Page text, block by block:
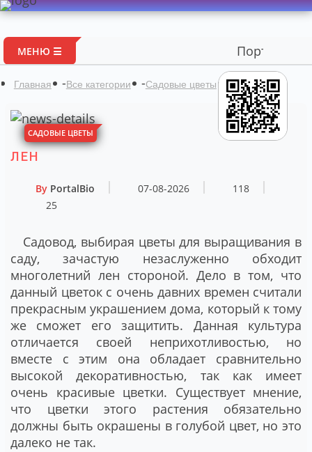
МЕНЮ ☰ Портал авторских
Главная -Все категории -Садовые цветы -Лен
САДОВЫЕ ЦВЕТЫ
ЛЕН
By PortalBio 07-08-2026
118
25
Садовод, выбирая цветы для выращивания в
саду, зачастую незаслуженно обходит
многолетний лен стороной. Дело в том, что
данный цветок с очень давних времен считали
прекрасным украшением дома, который к тому
же сможет его защитить. Данная культура
отличается своей неприхотливостью, но
вместе с этим она обладает сравнительно
высокой декоративностью, так как имеет
очень красивые цветки. Существует мнение,
что цветки этого растения обязательно
должны быть окрашены в голубой цвет, но это
далеко не так.